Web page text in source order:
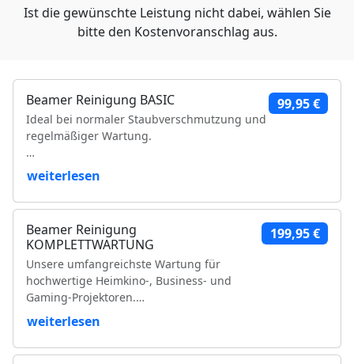
Ist die gewünschte Leistung nicht dabei, wählen Sie
bitte den Kostenvoranschlag aus.
Beamer Reinigung BASIC
Ideal bei normaler Staubverschmutzung und
regelmäßiger Wartung.
Leistungsumfang:
Reinigung der Luftfilter und Gehäuseteile
Reinigung der Kühlkörper
Objektivreinigung
Entfernung loser Staubablagerungen im
Geräteinneren
Prüfung der Bildqualität
Funktionsprüfung
weiterlesen
99,95 €
Beamer Reinigung
KOMPLETTWARTUNG
Unsere umfangreichste Wartung für
hochwertige Heimkino-, Business- und
Gaming-Projektoren.
Leistungsumfang:
weiterlesen
199,95 €